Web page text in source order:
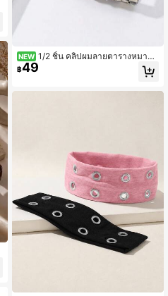
NEW 1/2 ชิ้น คลิปผมลายตารางหมากรุ
กสำหรับผู้หญิง, อุปกรณ์เสริมผมสไตล์ส
ตรีท, คลิปผมฤดูร้อน, สวมใส่ประจำวัน
฿49